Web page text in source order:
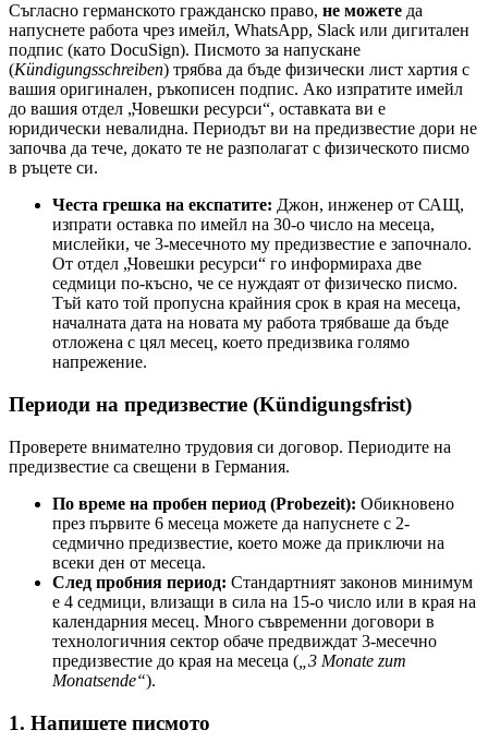
Съгласно германското гражданско право, не можете да
напуснете работа чрез имейл, WhatsApp, Slack или дигитален
подпис (като DocuSign). Писмото за напускане
(Kündigungsschreiben) трябва да бъде физически лист хартия с
вашия оригинален, ръкописен подпис. Ако изпратите имейл
до вашия отдел „Човешки ресурси“, оставката ви е
юридически невалидна. Периодът ви на предизвестие дори не
започва да тече, докато те не разполагат с физическото писмо
в ръцете си.
Честа грешка на експатите: Джон, инженер от САЩ,
изпрати оставка по имейл на 30-о число на месеца,
мислейки, че 3-месечното му предизвестие е започнало.
От отдел „Човешки ресурси“ го информираха две
седмици по-късно, че се нуждаят от физическо писмо.
Тъй като той пропусна крайния срок в края на месеца,
началната дата на новата му работа трябваше да бъде
отложена с цял месец, което предизвика голямо
напрежение.
Периоди на предизвестие (Kündigungsfrist)
Проверете внимателно трудовия си договор. Периодите на
предизвестие са свещени в Германия.
По време на пробен период (Probezeit): Обикновено
през първите 6 месеца можете да напуснете с 2-
седмично предизвестие, което може да приключи на
всеки ден от месеца.
След пробния период: Стандартният законов минимум
е 4 седмици, влизащи в сила на 15-о число или в края на
календарния месец. Много съвременни договори в
технологичния сектор обаче предвиждат 3-месечно
предизвестие до края на месеца ( „3 Monate zum
Monatsende“).
1. Напишете писмото